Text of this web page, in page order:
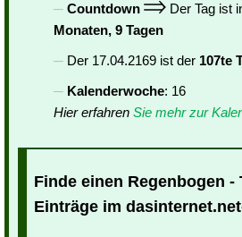
Countdown
Der Tag ist
Monaten, 9 Tagen
Der 17.04.2169 ist der 107te
Kalenderwoche: 16
Hier erfahren Sie mehr zur
Finde einen Regenbogen -
Einträge im